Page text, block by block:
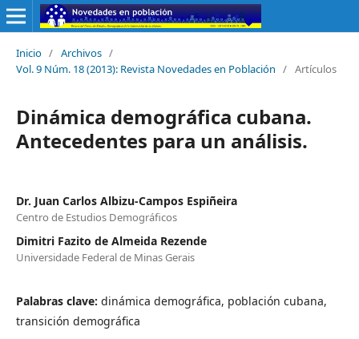
Inicio / Archivos /
Vol. 9 Núm. 18 (2013): Revista Novedades en Población / Artículos
Dinámica demográfica cubana.
Antecedentes para un análisis.
Dr. Juan Carlos Albizu-Campos Espiñeira
Centro de Estudios Demográficos
Dimitri Fazito de Almeida Rezende
Universidade Federal de Minas Gerais
Palabras clave: dinámica demográfica, población cubana,
transición demográfica